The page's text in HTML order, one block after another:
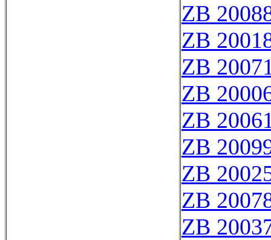
ZB
ZB
ZB
ZB
ZB
ZB
ZB
ZB
ZB